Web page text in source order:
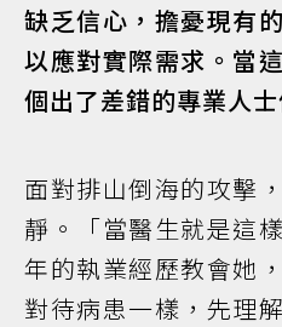
缺乏信心，擔憂現有
以應對實際需求。當
個出了差錯的專業人
面對排山倒海的攻擊
靜。「當醫生就是這
年的執業經歷教會她
對待病患一樣，先理